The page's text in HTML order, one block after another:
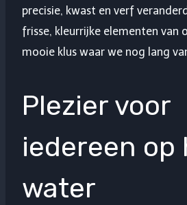
precisie, kwast en verf
frisse, kleurrijke elementen van
mooie klus waar we nog lang
Plezier voor
iedereen op
water